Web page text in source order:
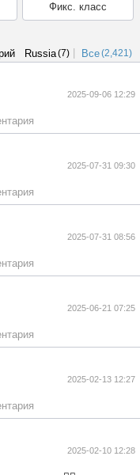
Фикс. класс
Russia(7) Все(2,421)
2025-09-06 12:29
2025-07-31 09:30
2025-07-31 08:56
2025-06-21 07:25
2025-02-13 12:27
2025-02-10 12:28